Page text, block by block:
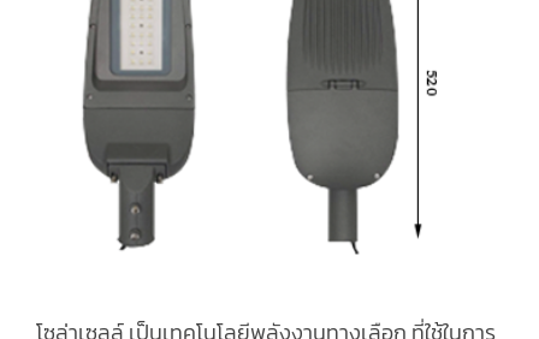
โซล่าเซลล์ เป็นเทคโนโลยีพลังงานทางเลือก ที่ใช้ในการ